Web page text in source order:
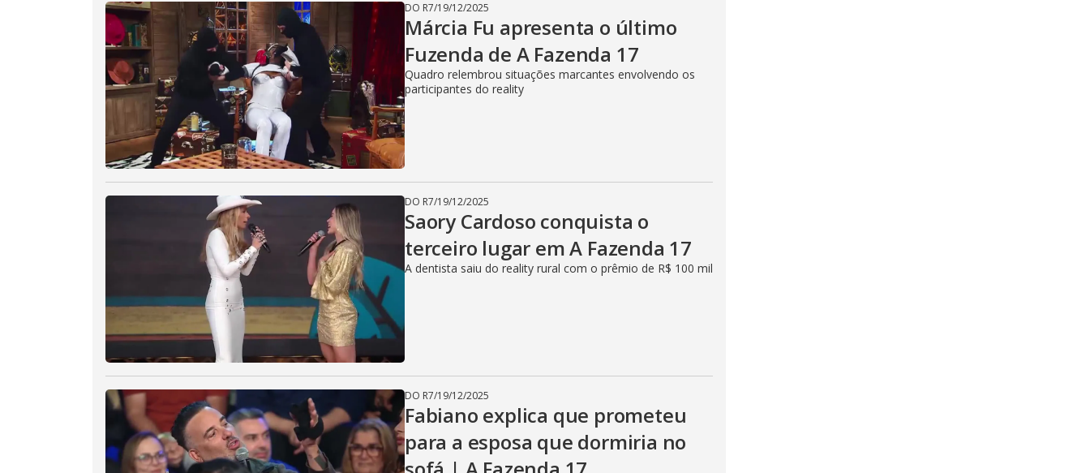
DO R7/19/12/2025
Márcia Fu apresenta o último
Fuzenda de A Fazenda 17
Quadro relembrou situações marcantes envolvendo os
participantes do reality
DO R7/19/12/2025
Saory Cardoso conquista o
terceiro lugar em A Fazenda 17
A dentista saiu do reality rural com o prêmio de R$ 100 mil
DO R7/19/12/2025
Fabiano explica que prometeu
para a esposa que dormiria no